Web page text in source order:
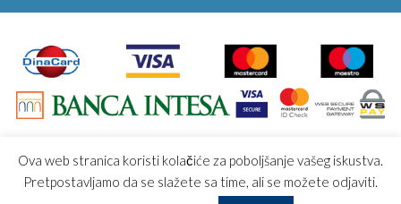
Ova web stranica koristi kolačiće za poboljšanje vašeg iskustva.
Pretpostavljamo da se slažete sa time, ali se možete odjaviti.
Air Fantast avio karte: avio.rs aviokarta.rs
avio.me
aviokarta.me
avio.travel aviokarta.ba
aviokarta.eu